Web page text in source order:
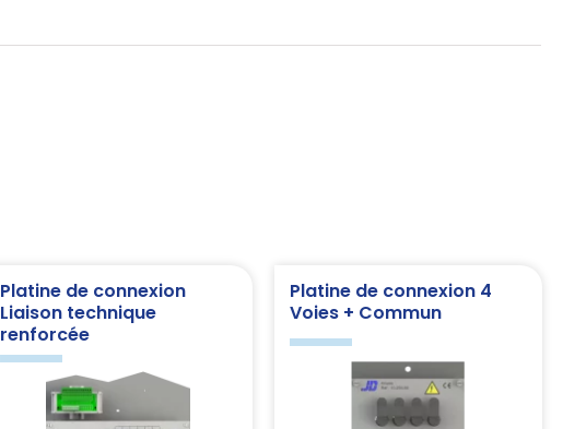
Platine de connexion
Liaison technique
renforcée
Platine de connexion 4
Voies + Commun